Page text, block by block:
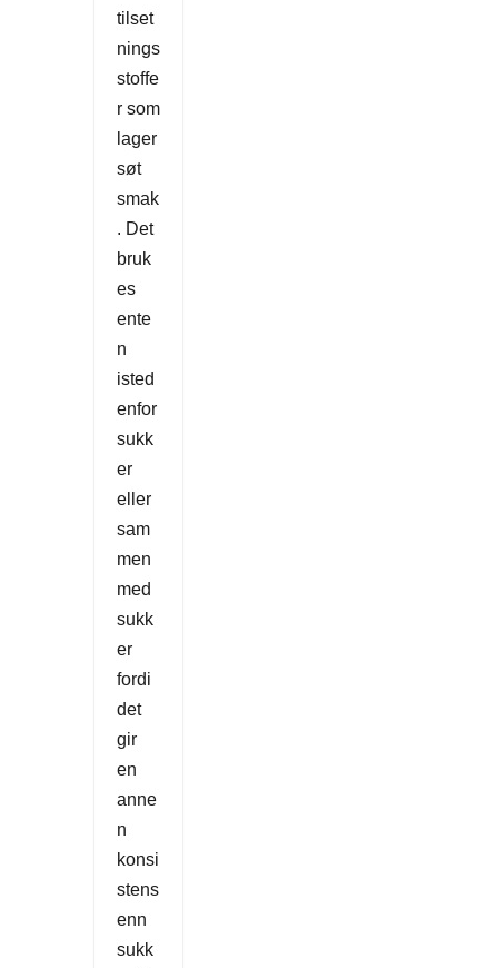
tilset
nings
stoffe
r som
lager
søt
smak
. Det
bruk
es
ente
n
isted
enfor
sukk
er
eller
sam
men
med
sukk
er
fordi
det
gir
en
anne
n
konsi
stens
enn
sukk